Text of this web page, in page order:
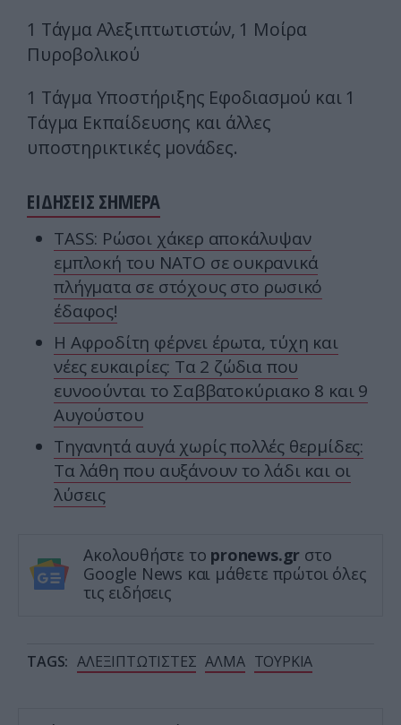
1 Τάγμα Αλεξιπτωτιστών, 1 Μοίρα
Πυροβολικού
1 Τάγμα Υποστήριξης Εφοδιασμού και 1
Τάγμα Εκπαίδευσης και άλλες
υποστηρικτικές μονάδες.
ΕΙΔΗΣΕΙΣ ΣΗΜΕΡΑ
TASS: Ρώσοι χάκερ αποκάλυψαν
εμπλοκή του ΝΑΤΟ σε ουκρανικά
πλήγματα σε στόχους στο ρωσικό
έδαφος!
Η Αφροδίτη φέρνει έρωτα, τύχη και
νέες ευκαιρίες: Τα 2 ζώδια που
ευνοούνται το Σαββατοκύριακο 8 και 9
Αυγούστου
Τηγανητά αυγά χωρίς πολλές θερμίδες:
Τα λάθη που αυξάνουν το λάδι και οι
λύσεις
Ακολουθήστε το pronews.gr στο
Google News και μάθετε πρώτοι όλες
τις ειδήσεις
TAGS: ΑΛΕΞΙΠΤΩΤΙΣΤΕΣ ΑΛΜΑ ΤΟΥΡΚΙΑ